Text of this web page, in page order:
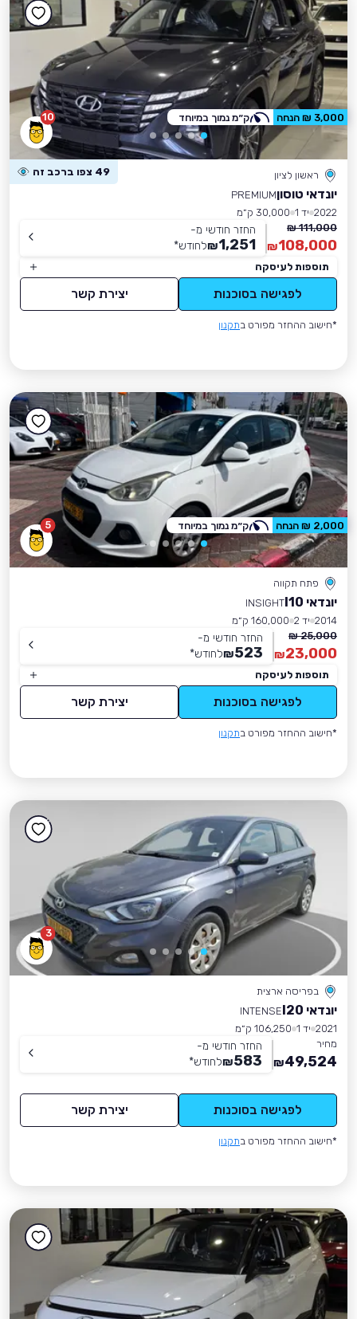
10
ראשון לציון 49 צפו ברכב זה
יונדאי טוסוןPREMIUM
2022 יד 1
30,000 ק״מ
111,000 ₪
108,000
₪
החזר חודשי מ-
1,251
₪לחודש*
תוספות לעיסקה
לפגישה בסוכנות יצירת קשר
*חישוב ההחזר מפורט בתקנון
3,000 ₪ הנחה ק״מ נמוך במיוחד
5
פתח תקווה
יונדאי I10
INSIGHT
2014 יד 2
160,000 ק״מ
25,000 ₪
23,000
₪
החזר חודשי מ-
523
₪לחודש*
תוספות לעיסקה
לפגישה בסוכנות יצירת קשר
*חישוב ההחזר מפורט בתקנון
2,000 ₪ הנחה ק״מ נמוך במיוחד
3
בפריסה ארצית
יונדאי I20
INTENSE
2021 יד 1
106,250 ק״מ
מחיר
49,524
₪
החזר חודשי מ-
583
₪לחודש*
לפגישה בסוכנות יצירת קשר
*חישוב ההחזר מפורט בתקנון